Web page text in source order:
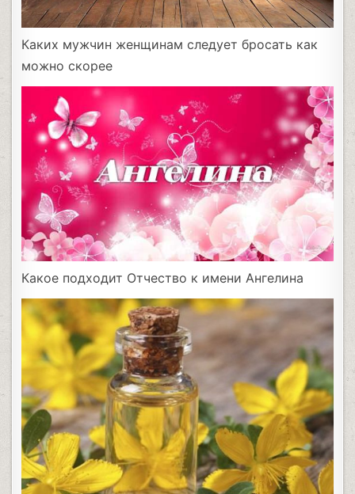
Каких мужчин женщинам следует бросать как
можно скорее
Какое подходит Отчество к имени Ангелина